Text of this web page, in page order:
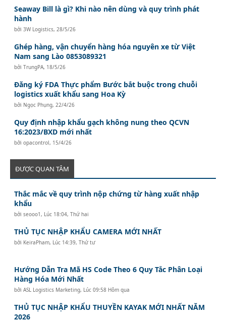
Seaway Bill là gì? Khi nào nên dùng và quy trình phát
hành
bởi3W Logistics, 28/5/26
Ghép hàng, vận chuyển hàng hóa nguyên xe từ Việt
Nam sang Lào 0853089321
bởiTrungPA, 18/5/26
Đăng ký FDA Thực phẩm Bước bắt buộc trong chuỗi
logistics xuất khẩu sang Hoa Kỳ
bởi Ngọc Phụng, 22/4/26
Quy định nhập khẩu gạch không nung theo QCVN
16:2023/BXD mới nhất
bởiopacontrol, 15/4/26
ĐƯỢC QUAN TÂM
Thắc mắc về quy trình nộp chứng từ hàng xuất nhập
khẩu
bởiseooo1 , Lúc 18:04, Thứ hai
THỦ TỤC NHẬP KHẨU CAMERA MỚI NHẤT
bởi KeiraPham, Lúc 14:39, Thứ tư
Hướng Dẫn Tra Mã HS Code Theo 6 Quy Tắc Phân Loại
Hàng Hóa Mới Nhất
bởiASL Logistics Marketing, Lúc 09:58 Hôm qua
THỦ TỤC NHẬP KHẨU THUYỀN KAYAK MỚI NHẤT NĂM
2026